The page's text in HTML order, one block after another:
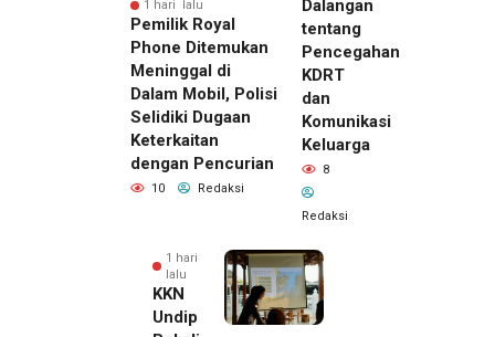
1 hari lalu
Pemilik Royal
Phone Ditemukan
Meninggal di
Dalam Mobil, Polisi
Selidiki Dugaan
Keterkaitan
dengan Pencurian
10 Redaksi
Dalangan
tentang
Pencegahan
KDRT
dan
Komunikasi
Keluarga
8
Redaksi
1 hari
lalu
KKN
Undip